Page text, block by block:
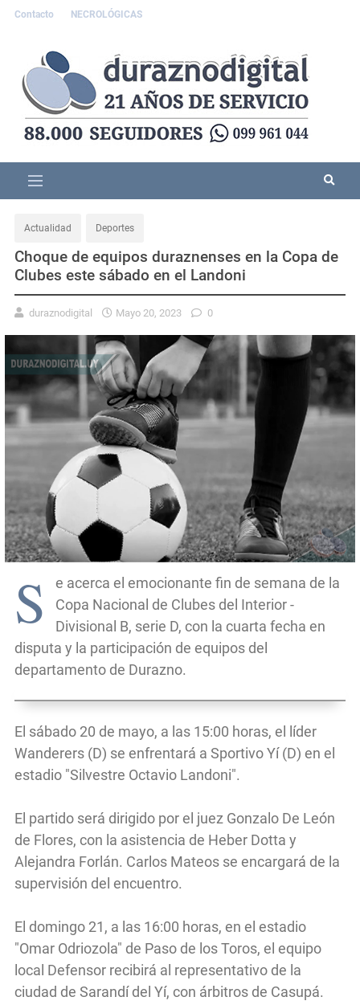
Contacto NECROLÓGICAS
Actualidad Deportes
Choque de equipos duraznenses en la Copa de
Clubes este sábado en el Landoni
duraznodigital Mayo 20, 2023 0
S
e acerca el emocionante fin de semana de la
Copa Nacional de Clubes del Interior -
Divisional B, serie D, con la cuarta fecha en
disputa y la participación de equipos del
departamento de Durazno.
El sábado 20 de mayo, a las 15:00 horas, el líder
Wanderers (D) se enfrentará a Sportivo Yí (D) en el
estadio "Silvestre Octavio Landoni".
El partido será dirigido por el juez Gonzalo De León
de Flores, con la asistencia de Heber Dotta y
Alejandra Forlán. Carlos Mateos se encargará de la
supervisión del encuentro.
El domingo 21, a las 16:00 horas, en el estadio
"Omar Odriozola" de Paso de los Toros, el equipo
local Defensor recibirá al representativo de la
ciudad de Sarandí del Yí, con árbitros de Casupá.